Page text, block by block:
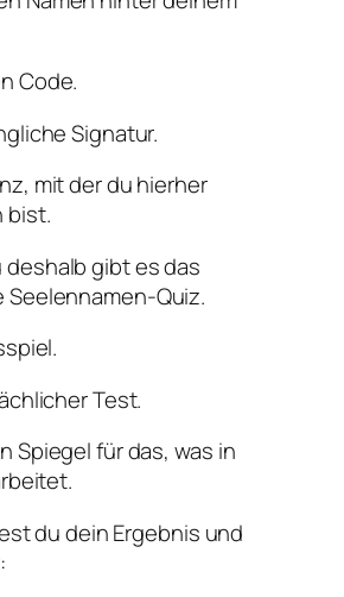
Code.
Signatur.
mit der du hierher
bist.
deshalb gibt es das
Quiz.
Test.
Spiegel für das, was in
du dein Ergebnis und